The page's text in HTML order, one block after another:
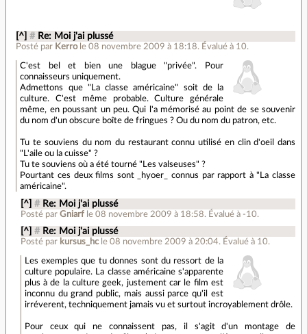
[^] # Re: Moi j'ai plussé
Posté par Kerro le 08 novembre 2009 à 18:18. Évalué à 10.
C'est bel et bien une blague "privée". Pour
connaisseurs uniquement.
Admettons que "La classe américaine" soit de la
culture. C'est même probable. Culture générale
même, en poussant un peu. Qui l'a mémorisé au point de se souvenir
du nom d'un obscure boîte de fringues ? Ou du nom du patron, etc.
Tu te souviens du nom du restaurant connu utilisé en clin d'oeil dans
"L'aile ou la cuisse" ?
Tu te souviens où a été tourné "Les valseuses" ?
Pourtant ces deux films sont _hyoer_ connus par rapport à "La classe
américaine".
[^] # Re: Moi j'ai plussé
Posté par Gniarf le 08 novembre 2009 à 18:58. Évalué à -10.
[^] # Re: Moi j'ai plussé
Posté par kursus_hc le 08 novembre 2009 à 20:04. Évalué à 10.
Les exemples que tu donnes sont du ressort de la
culture populaire. La classe américaine s'apparente
plus à de la culture geek, justement car le film est
inconnu du grand public, mais aussi parce qu'il est
irréverent, techniquement jamais vu et surtout incroyablement drôle.
Pour ceux qui ne connaissent pas, il s'agit d'un montage de